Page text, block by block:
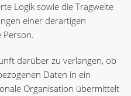
Logik sowie die Tragweite
einer derartigen
darüber zu verlangen, ob
Daten in ein
Organisation übermittelt